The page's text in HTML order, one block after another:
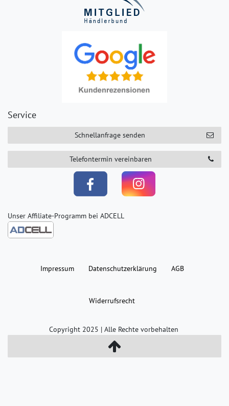
Service
Schnellanfrage senden
Telefontermin vereinbaren
Unser Affiliate-Programm bei ADCELL
Impressum Daten­schutz­erklärung AGB
Widerrufs­recht
Copyright 2025 | Alle Rechte vorbehalten